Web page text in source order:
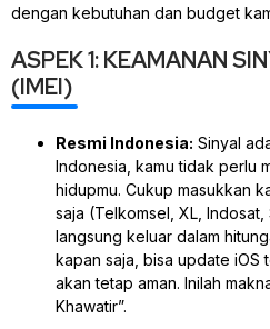
dengan kebutuhan dan budget
ASPEK 1: KEAMANAN
(IMEI)
Resmi Indonesia: Sinyal
Indonesia, kamu tidak perlu
hidupmu. Cukup masukkan
saja (Telkomsel, XL,
langsung keluar dalam
kapan saja, bisa update iOS
akan tetap aman. Inilah
Khawatir”.